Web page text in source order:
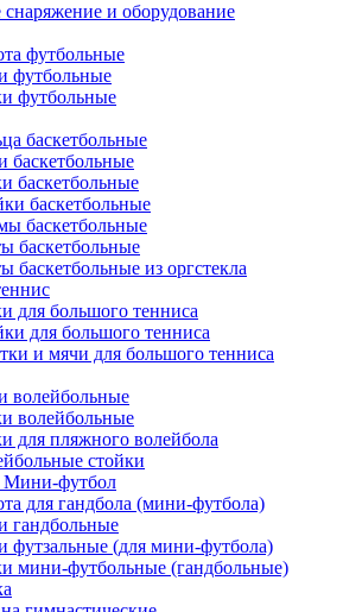
и оборудование
футбольные
футбольные
футбольные
баскетбольные
баскетбольные
баскетбольные
баскетбольные
баскетбольные
баскетбольные
баскетбольные из оргстекла
для большого тенниса
для большого тенниса
и мячи для большого тенниса
волейбольные
волейбольные
для пляжного волейбола
стойки
Мини-футбол
для гандбола (мини-футбола)
гандбольные
футзальные (для мини-футбола)
мини-футбольные (гандбольные)